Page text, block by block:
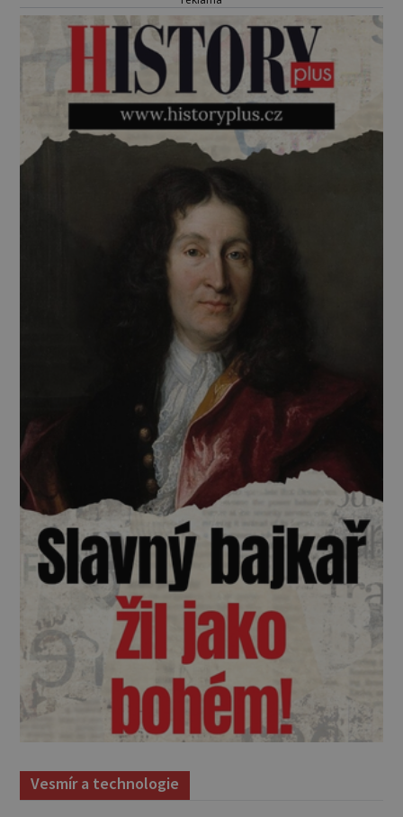
Vesmír a technologie